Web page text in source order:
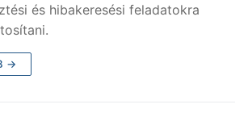
és hibakeresési feladatokra
→